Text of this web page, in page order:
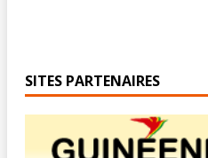
SITES PARTENAIRES